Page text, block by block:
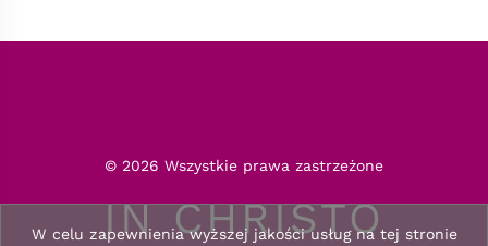
© 2026 Wszystkie prawa zastrzeżone
IN CHRISTO
W celu zapewnienia wyższej jakości usług na tej stronie